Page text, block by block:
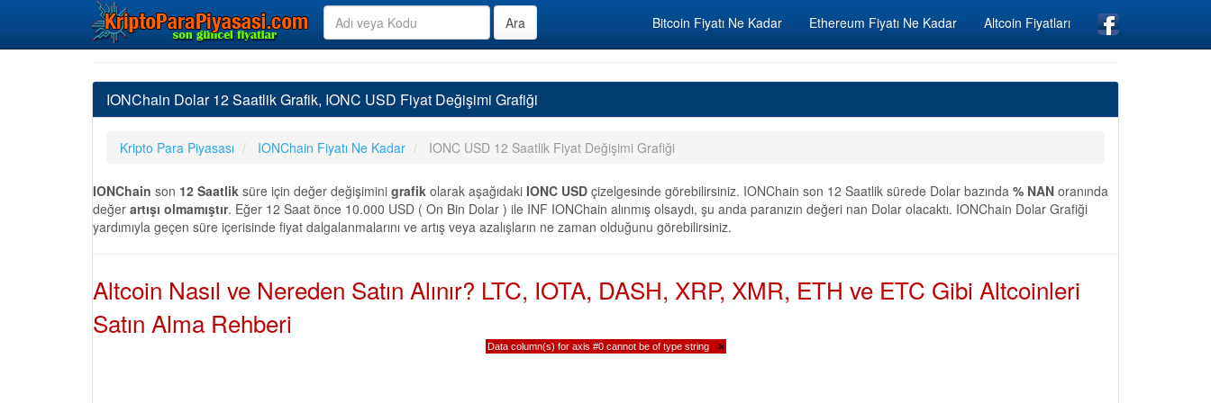
Bitcoin Fiyatı Ne Kadar Ethereum Fiyatı Ne Kadar Altcoin Fiyatları
IONChain Dolar 12 Saatlik Grafik, IONC USD Fiyat Değişimi Grafiği
Kripto Para Piyasası IONChain Fiyatı Ne Kadar IONC USD 12 Saatlik Fiyat Değişimi Grafiği
IONChain son 12 Saatlik süre için değer değişimini grafik olarak aşağıdaki IONC USD çizelgesinde görebilirsiniz. IONChain son 12 Saatlik sürede Dolar bazında % NAN oranında
değer artışı olmamıştır. Eğer 12 Saat önce 10.000 USD ( On Bin Dolar ) ile INF IONChain alınmış olsaydı, şu anda paranızın değeri nan Dolar olacaktı. IONChain Dolar Grafiği
yardımıyla geçen süre içerisinde fiyat dalgalanmalarını ve artış veya azalışların ne zaman olduğunu görebilirsiniz.
Altcoin Nasıl ve Nereden Satın Alınır? LTC, IOTA, DASH, XRP, XMR, ETH ve ETC Gibi Altcoinleri
Satın Alma Rehberi
Data column(s) for axis #0 cannot be of type string ×